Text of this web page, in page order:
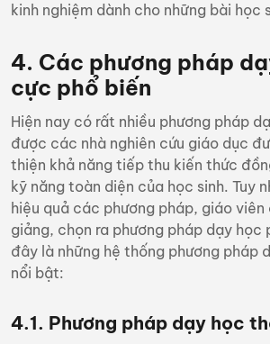
kinh nghiệm dành cho những bài học
4. Các phương pháp
cực phổ biến
Hiện nay có rất nhiều phương pháp
được các nhà nghiên cứu giáo dục
thiện khả năng tiếp thu kiến thức
kỹ năng toàn diện của học sinh. Tuy
hiệu quả các phương pháp, giáo
giảng, chọn ra phương pháp dạy học
đây là những hệ thống phương pháp
nổi bật:
4.1. Phương pháp dạy học